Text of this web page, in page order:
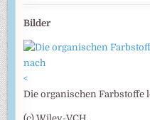
Bilder
<
Die organischen Farbstoffe